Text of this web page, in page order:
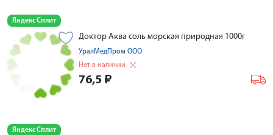
Яндекс Сплит
Доктор Аква соль морская природная 1000г
УралМедПром ООО
Нет в наличии
76,5 ₽
Яндекс Сплит